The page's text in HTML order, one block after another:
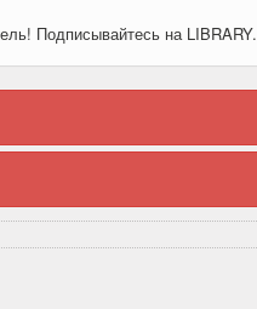
Подписывайтесь на